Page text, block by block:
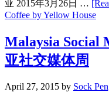
亚 2015年3月26日 …
Coffee by Yellow House
Malaysia Social
亚社交媒体周
April 27, 2015 by Sock